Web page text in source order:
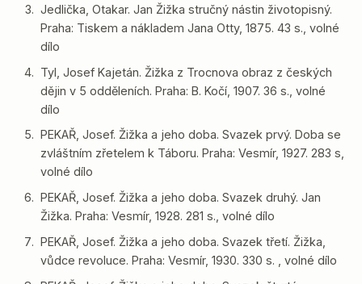
Jedlička, Otakar. Jan Žižka stručný nástin životopisný.
Praha: Tiskem a nákladem Jana Otty, 1875. 43 s., volné
dílo
Tyl, Josef Kajetán. Žižka z Trocnova obraz z českých
dějin v 5 odděleních. Praha: B. Kočí, 1907. 36 s., volné
dílo
PEKAŘ, Josef. Žižka a jeho doba. Svazek prvý. Doba se
zvláštním zřetelem k Táboru. Praha: Vesmír, 1927. 283 s,
volné dílo
PEKAŘ, Josef. Žižka a jeho doba. Svazek druhý. Jan
Žižka. Praha: Vesmír, 1928. 281 s., volné dílo
PEKAŘ, Josef. Žižka a jeho doba. Svazek třetí. Žižka,
vůdce revoluce. Praha: Vesmír, 1930. 330 s. , volné dílo